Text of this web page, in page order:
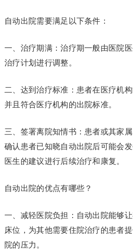
自动出院需要满足以下条件：
一、治疗期满：治疗期一般由医院
治疗计划进行调整。
二、达到治疗标准：患者在医疗机
并且符合医疗机构的出院标准。
三、签署离院知情书：患者或其家
确认患者已知晓自动出院后可能会
医生的建议进行后续治疗和康复。
自动出院的优点有哪些？
一、减轻医院负担：自动出院能够
床位，为其他需要住院治疗的患者
院的压力。